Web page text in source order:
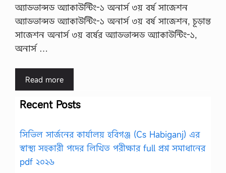
অ্যাডভান্সড অ্যাকাউন্টিং-১ অনার্স ৩য় বর্ষ সাজেশন
অ্যাডভান্সড অ্যাকাউন্টিং-১ অনার্স ৩য় বর্ষ সাজেশন, চূড়ান্ত
সাজেশন অনার্স ৩য় বর্ষের অ্যাডভান্সড অ্যাকাউন্টিং-১,
অনার্স …
Read more
Recent Posts
সিভিল সার্জনের কার্যালয় হবিগঞ্জ (Cs Habiganj) এর
স্বাস্থ্য সহকারী পদের লিখিত পরীক্ষার full প্রশ্ন সমাধানের
pdf ২০২৬